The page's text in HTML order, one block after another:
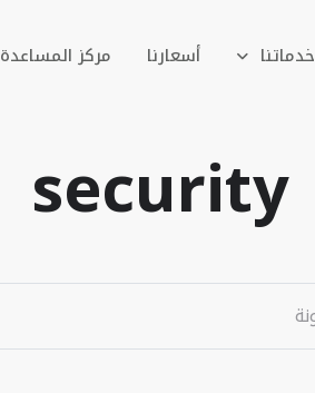
خدماتنا أسعارنا مركز المساعدة
security